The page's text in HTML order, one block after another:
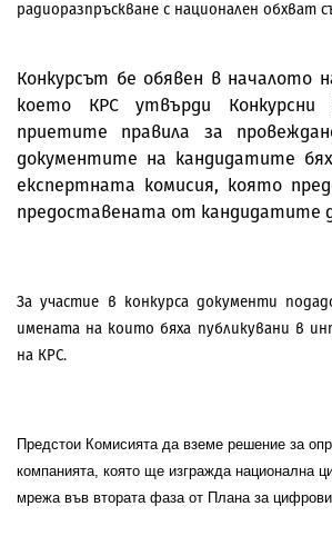
радиоразпръскване с национален обхват
Конкурсът бе обявен в началото
което КРС утвърди Конкурсни
приетите правила за
документите на кандидатите
експертната комисия, която
предоставената от кандидатите
За участие в конкурса документи
имената на които бяха публикувани в
на КРС.
Предстои Комисията да вземе решение за
компанията, която ще изгражда национална
мрежа във втората фаза от Плана за